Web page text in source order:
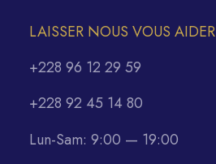
LAISSER NOUS VOUS AIDER
+228 96 12 29 59
+228 92 45 14 80
Lun-Sam: 9:00 — 19:00